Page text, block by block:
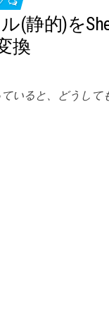
(静的)を
換
ていると、どうして